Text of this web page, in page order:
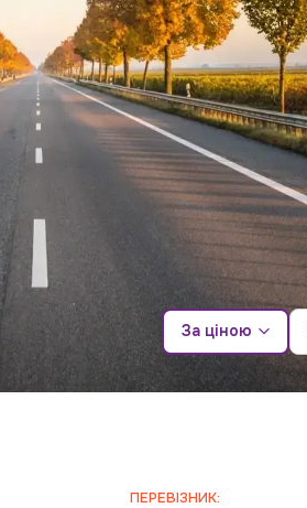
За ціною
ПЕРЕВІЗНИК: